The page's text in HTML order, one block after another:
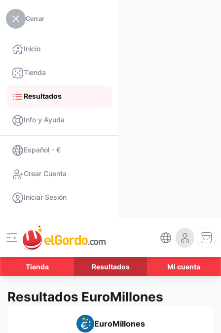
Cerrar
Inicio
Tienda
Resultados
Info y Ayuda
Español - €
Crear Cuenta
Iniciar Sesión
Tienda Resultados Mi cuenta
Resultados EuroMillones
EuroMillones